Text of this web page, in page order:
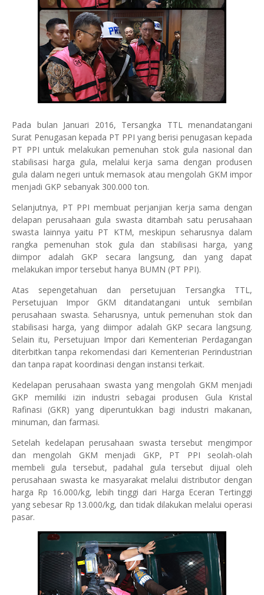
Pada bulan Januari 2016, Tersangka TTL menandatangani
Surat Penugasan kepada PT PPI yang berisi penugasan kepada
PT PPI untuk melakukan pemenuhan stok gula nasional dan
stabilisasi harga gula, melalui kerja sama dengan produsen
gula dalam negeri untuk memasok atau mengolah GKM impor
menjadi GKP sebanyak 300.000 ton.
Selanjutnya, PT PPI membuat perjanjian kerja sama dengan
delapan perusahaan gula swasta ditambah satu perusahaan
swasta lainnya yaitu PT KTM, meskipun seharusnya dalam
rangka pemenuhan stok gula dan stabilisasi harga, yang
diimpor adalah GKP secara langsung, dan yang dapat
melakukan impor tersebut hanya BUMN (PT PPI).
Atas sepengetahuan dan persetujuan Tersangka TTL,
Persetujuan Impor GKM ditandatangani untuk sembilan
perusahaan swasta. Seharusnya, untuk pemenuhan stok dan
stabilisasi harga, yang diimpor adalah GKP secara langsung.
Selain itu, Persetujuan Impor dari Kementerian Perdagangan
diterbitkan tanpa rekomendasi dari Kementerian Perindustrian
dan tanpa rapat koordinasi dengan instansi terkait.
Kedelapan perusahaan swasta yang mengolah GKM menjadi
GKP memiliki izin industri sebagai produsen Gula Kristal
Rafinasi (GKR) yang diperuntukkan bagi industri makanan,
minuman, dan farmasi.
Setelah kedelapan perusahaan swasta tersebut mengimpor
dan mengolah GKM menjadi GKP, PT PPI seolah-olah
membeli gula tersebut, padahal gula tersebut dijual oleh
perusahaan swasta ke masyarakat melalui distributor dengan
harga Rp 16.000/kg, lebih tinggi dari Harga Eceran Tertinggi
yang sebesar Rp 13.000/kg, dan tidak dilakukan melalui operasi
pasar.